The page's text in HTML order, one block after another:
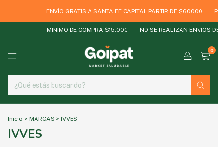
ENVÍO GRATIS A SANTA FE CAPITAL PARTIR DE $60000
MINIMO DE COMPRA $15.000 NO SE REALIZAN ENVIOS
0
Inicio > MARCAS > IVVES
IVVES